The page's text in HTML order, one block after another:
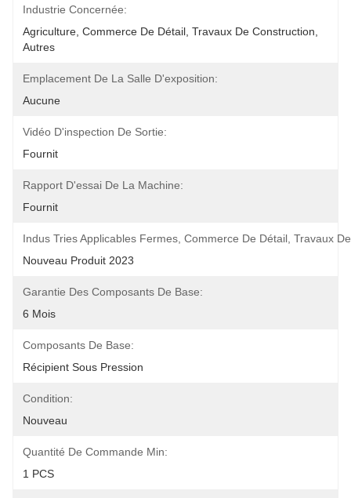
Industrie Concernée:
Agriculture, Commerce De Détail, Travaux De Construction,
Autres
Emplacement De La Salle D'exposition:
Aucune
Vidéo D'inspection De Sortie:
Fournit
Rapport D'essai De La Machine:
Fournit
Indus Tries Applicables Fermes, Commerce De Détail, Travaux
Nouveau Produit 2023
Garantie Des Composants De Base:
6 Mois
Composants De Base:
Récipient Sous Pression
Condition:
Nouveau
Quantité De Commande Min:
1 PCS